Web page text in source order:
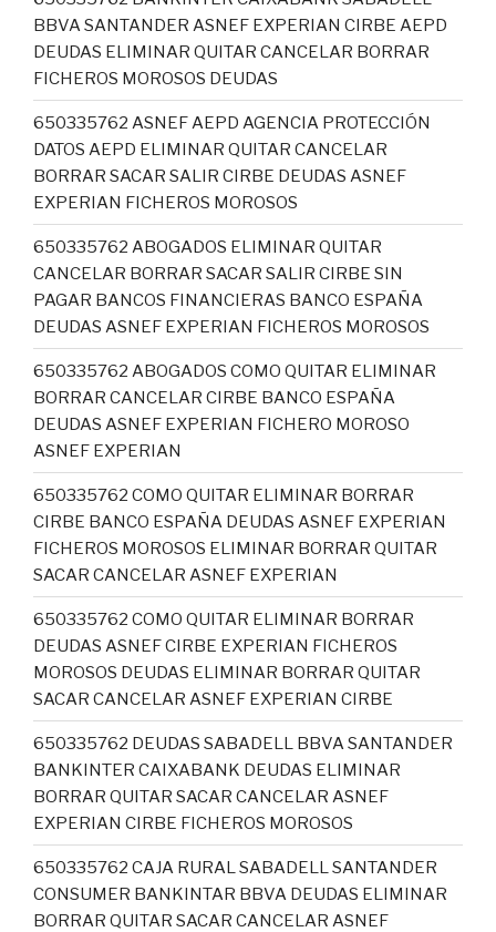
BBVA SANTANDER ASNEF EXPERIAN CIRBE AEPD
DEUDAS ELIMINAR QUITAR CANCELAR BORRAR
FICHEROS MOROSOS DEUDAS
650335762 ASNEF AEPD AGENCIA PROTECCIÓN
DATOS AEPD ELIMINAR QUITAR CANCELAR
BORRAR SACAR SALIR CIRBE DEUDAS ASNEF
EXPERIAN FICHEROS MOROSOS
650335762 ABOGADOS ELIMINAR QUITAR
CANCELAR BORRAR SACAR SALIR CIRBE SIN
PAGAR BANCOS FINANCIERAS BANCO ESPAÑA
DEUDAS ASNEF EXPERIAN FICHEROS MOROSOS
650335762 ABOGADOS COMO QUITAR ELIMINAR
BORRAR CANCELAR CIRBE BANCO ESPAÑA
DEUDAS ASNEF EXPERIAN FICHERO MOROSO
ASNEF EXPERIAN
650335762 COMO QUITAR ELIMINAR BORRAR
CIRBE BANCO ESPAÑA DEUDAS ASNEF EXPERIAN
FICHEROS MOROSOS ELIMINAR BORRAR QUITAR
SACAR CANCELAR ASNEF EXPERIAN
650335762 COMO QUITAR ELIMINAR BORRAR
DEUDAS ASNEF CIRBE EXPERIAN FICHEROS
MOROSOS DEUDAS ELIMINAR BORRAR QUITAR
SACAR CANCELAR ASNEF EXPERIAN CIRBE
650335762 DEUDAS SABADELL BBVA SANTANDER
BANKINTER CAIXABANK DEUDAS ELIMINAR
BORRAR QUITAR SACAR CANCELAR ASNEF
EXPERIAN CIRBE FICHEROS MOROSOS
650335762 CAJA RURAL SABADELL SANTANDER
CONSUMER BANKINTAR BBVA DEUDAS ELIMINAR
BORRAR QUITAR SACAR CANCELAR ASNEF